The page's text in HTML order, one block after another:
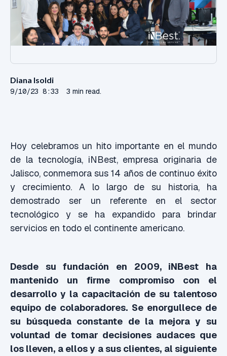
Diana Isoldi
9/10/23 8:33 3 min read.
Hoy celebramos un hito importante en el mundo
de la tecnología, iNBest, empresa originaria de
Jalisco, conmemora sus 14 años de continuo éxito
y crecimiento. A lo largo de su historia, ha
demostrado ser un referente en el sector
tecnológico y se ha expandido para brindar
servicios en todo el continente americano.
Desde su fundación en 2009, iNBest ha
mantenido un firme compromiso con el
desarrollo y la capacitación de su talentoso
equipo de colaboradores. Se enorgullece de
su búsqueda constante de la mejora y su
voluntad de tomar decisiones audaces que
los lleven, a ellos y a sus clientes, al siguiente